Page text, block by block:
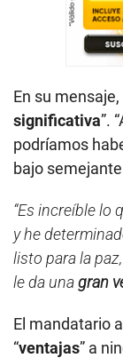
En su mensaje,
significativa”.
podríamos
bajo
“Es increíble lo
y he
listo para la
le da unagran
El mandatario
“ventajas” a